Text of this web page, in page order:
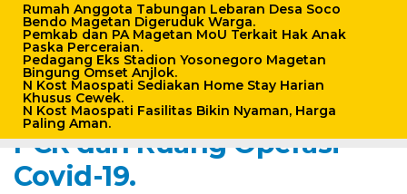
Rumah Anggota Tabungan Lebaran Desa Soco
Bendo Magetan Digeruduk Warga.
Pemkab dan PA Magetan MoU Terkait Hak Anak
Paska Perceraian.
Pedagang Eks Stadion Yosonegoro Magetan
Bingung Omset Anjlok.
N Kost Maospati Sediakan Home Stay Harian
Khusus Cewek.
N Kost Maospati Fasilitas Bikin Nyaman, Harga
Paling Aman.
Home /Kesehatan/Peristiwa
Rabu, 27 Januari 2021 - 12:54 WIB
RSDS Magetan Dilengkapi
PCR dan Ruang Operasi
Covid-19.